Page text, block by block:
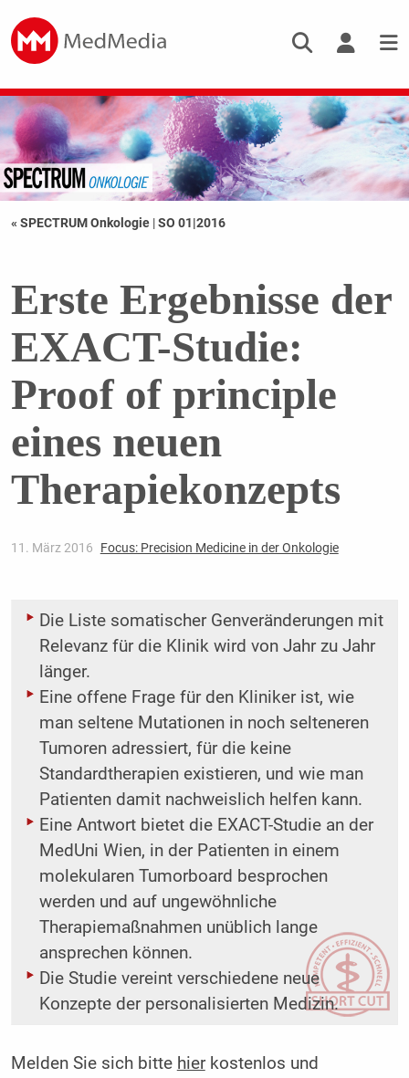
« SPECTRUM Onkologie |SO 01|2016
Erste Ergebnisse der
EXACT-Studie:
Proof of principle
eines neuen
Therapiekonzepts
11. März 2016 Focus: Precision Medicine in der Onkologie
Die Liste somatischer Genveränderungen mit
Relevanz für die Klinik wird von Jahr zu Jahr
länger.
Eine offene Frage für den Kliniker ist, wie
man seltene Mutationen in noch selteneren
Tumoren adressiert, für die keine
Standardtherapien existieren, und wie man
Patienten damit nachweislich helfen kann.
Eine Antwort bietet die EXACT-Studie an der
MedUni Wien, in der Patienten in einem
molekularen Tumorboard besprochen
werden und auf ungewöhnliche
Therapiemaßnahmen unüblich lange
ansprechen können.
Die Studie vereint verschiedene neue
Konzepte der personalisierten Medizin.
Melden Sie sich bitte hierkostenlos und